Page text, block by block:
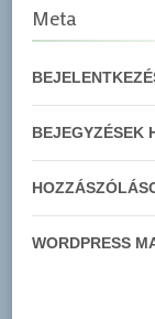
Meta
BEJEGYZÉSEK
WORDPRESS